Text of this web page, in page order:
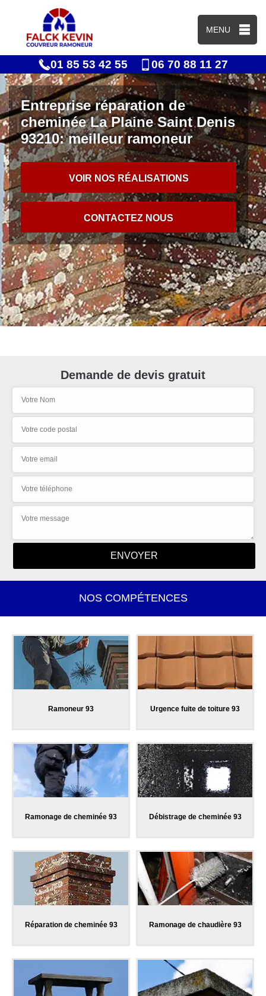
MENU
01 85 53 42 55 06 70 88 11 27
Entreprise réparation de
cheminée La Plaine Saint Denis
93210: meilleur ramoneur
VOIR NOS RÉALISATIONS
CONTACTEZ NOUS
Demande de devis gratuit
NOS COMPÉTENCES
Ramoneur 93 Urgence fuite de toiture 93
Ramonage de cheminée 93 Débistrage de cheminée 93
Réparation de cheminée 93 Ramonage de chaudière 93